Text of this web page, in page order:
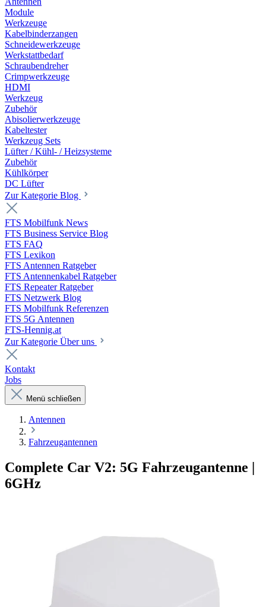
Module
Werkzeuge
Kabelbinderzangen
Schneidewerkzeuge
Werkstattbedarf
Schraubendreher
Crimpwerkzeuge
HDMI
Werkzeug
Zubehör
Abisolierwerkzeuge
Kabeltester
Werkzeug Sets
Lüfter / Kühl- / Heizsysteme
Zubehör
Kühlkörper
DC Lüfter
Zur Kategorie Blog
FTS Mobilfunk News
FTS Business Service Blog
FTS FAQ
FTS Lexikon
FTS Antennen Ratgeber
FTS Antennenkabel Ratgeber
FTS Repeater Ratgeber
FTS Netzwerk Blog
FTS Mobilfunk Referenzen
FTS 5G Antennen
FTS-Hennig.at
Zur Kategorie Über uns
Kontakt
Jobs
Menü schließen
Antennen
Fahrzeugantennen
Complete Car V2: 5G Fahrzeugantenne |
6GHz